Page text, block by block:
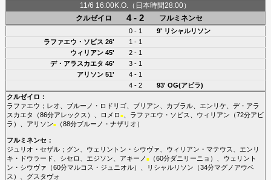
11/6 16:00K.O.（日本時間28:00）
クルゼイロ
4 - 2 フルミネンセ
0 - 1 9' リシャルリソン
ラファエウ・ソビス 26'
1 - 1
ウィリアン45'
2 - 1
デ・アラスカエタ 46'
3 - 1
アリソン51'
4 - 1
4 - 2
93' OG(アビラ)
クルゼイロ ：
ラファエウ ； レオ ブルーノ・ロドリゴ、 ブリアン カブラル、 エンリケ
デ・アラ
スカエタ
（86分アレックス ）、 ロメロ ■、 ラファエウ・ソビス ウィリアン （72分アビ
ラ ）、 アリソン■（88分ブルーノ・ナザリオ ）
フルミネンセ：
ジュリオ・セザル； グン ウェリントン・シウヴァ ウィリアン・マテウス
エンリ
キ・ドウラード
シセロ エジソン アキーノ ■（60分ダニリーニョ ）、 ウェリント
ン・シウヴァ （60分マルコス・ジュニオル）、 リシャルリソン （34分マグノアウベ
ス ）、 グスタヴォ